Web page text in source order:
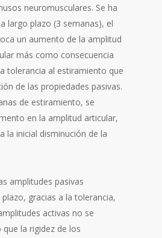
neuromusculares. Se ha
largo plazo (3 semanas), el
un aumento de la amplitud
más como consecuencia
tolerancia al estiramiento que
de las propiedades pasivas.
de estiramiento, se
en la amplitud articular,
la inicial disminución de la
amplitudes pasivas
gracias a la tolerancia,
activas no se
la rigidez de los